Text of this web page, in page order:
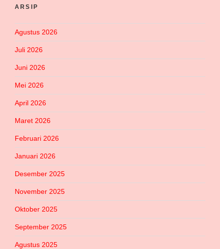
ARSIP
Agustus 2026
Juli 2026
Juni 2026
Mei 2026
April 2026
Maret 2026
Februari 2026
Januari 2026
Desember 2025
November 2025
Oktober 2025
September 2025
Agustus 2025